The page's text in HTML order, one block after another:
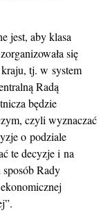
jest, aby klasa
się
tj. w system
Radą
będzie
czyli wyznaczać
o podziale
te decyzje i na
Rady